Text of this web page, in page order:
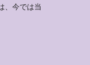
、今では当